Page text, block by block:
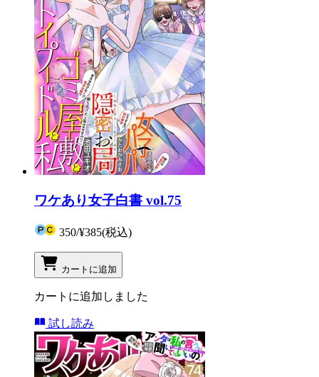
ワケあり女子白書 vol.75
350/¥385(税込)
カートに追加
カートに追加しました
試し読み